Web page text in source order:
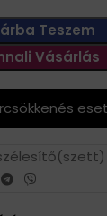
Teszem
Vásárlás